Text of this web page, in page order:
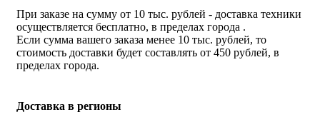
При заказе на сумму от 10 тыс. рублей - доставка техники
осуществляется бесплатно, в пределах города .
Если сумма вашего заказа менее 10 тыс. рублей, то
стоимость доставки будет составлять от 450 рублей, в
пределах города.
Доставка в регионы